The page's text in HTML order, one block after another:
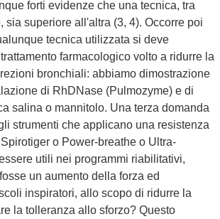
forti evidenze che una tecnica, tra
sia superiore all'altra (3, 4). Occorre poi
tecnica utilizzata si deve
farmacologico volto a ridurre la
bronchiali: abbiamo dimostrazione
di RhDNase (Pulmozyme) e di
salina o mannitolo. Una terza domanda
strumenti che applicano una resistenza
o Power-breathe o Ultra-
utili nei programmi riabilitativi,
un aumento della forza ed
inspiratori, allo scopo di ridurre la
la tolleranza allo sforzo? Questo